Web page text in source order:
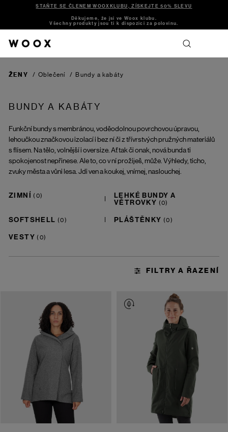
STAŇTE SE ČLENEM WOOXKLUBU, ZÍSKEJTE 50% SLEVU
Děkujeme, že jsi ve Woox klubu.
Všechny produkty jsou ti k dispozici za polovinu.
ŽENY / Oblečení / Bundy a kabáty
BUNDY A KABÁTY
Funkční bundy s membránou, voděodolnou povrchovou úpravou,
lehoučkou značkovou izolací i bez ní či z třívrstvých pružných materiálů
s flísem. Na tělo, volnější i oversize. Ať tak či onak, nová bunda ti
spokojenost nepřinese. Ale to, co v ní prožiješ, může. Výhledy, ticho,
zvuky města a vůni lesa. Jdi ven a koukej, vnímej, naslouchej.
ZIMNÍ
LEHKÉ BUNDY A
VĚTROVKY
SOFTSHELL
PLÁŠTĚNKY
VESTY